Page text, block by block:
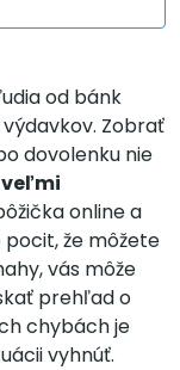
od bánk
Zobrať
dovolenku nie
veľmi
online a
že môžete
vás môže
prehľad o
chybách je
vyhnúť.